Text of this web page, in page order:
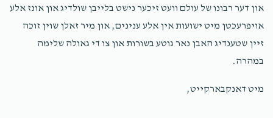
און דער רבונו של עולם וועט זיכער נישט בלייבן שולדיג און אונז אלע
אויפרעכטן מיט ישועות אין אלע ענינים, און מיר זאלן שוין זוכה
זיין שטענדיג האבן נאר גוטע בשורות און צו די גאולה שלימה
במהרה.
מיט דאנקבארקייט,